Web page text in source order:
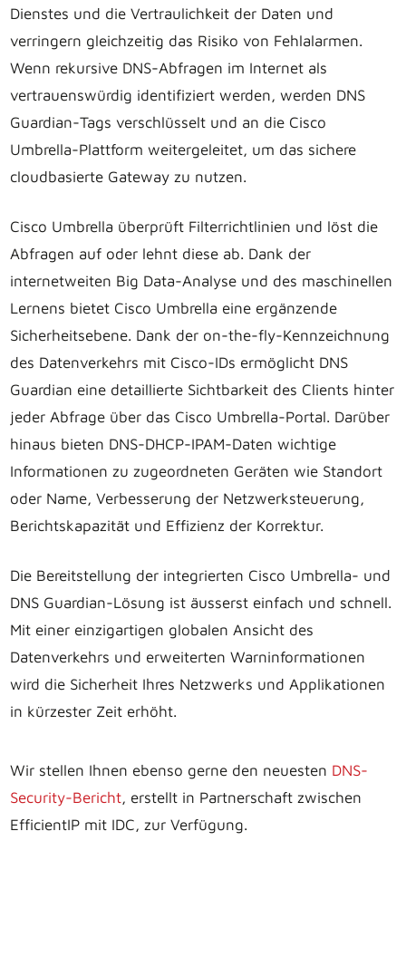
Dienstes und die Vertraulichkeit der Daten und
verringern gleichzeitig das Risiko von Fehlalarmen.
Wenn rekursive DNS-Abfragen im Internet als
vertrauenswürdig identifiziert werden, werden DNS
Guardian-Tags verschlüsselt und an die Cisco
Umbrella-Plattform weitergeleitet, um das sichere
cloudbasierte Gateway zu nutzen.
Cisco Umbrella überprüft Filterrichtlinien und löst die
Abfragen auf oder lehnt diese ab. Dank der
internetweiten Big Data-Analyse und des maschinellen
Lernens bietet Cisco Umbrella eine ergänzende
Sicherheitsebene. Dank der on-the-fly-Kennzeichnung
des Datenverkehrs mit Cisco-IDs ermöglicht DNS
Guardian eine detaillierte Sichtbarkeit des Clients hinter
jeder Abfrage über das Cisco Umbrella-Portal. Darüber
hinaus bieten DNS-DHCP-IPAM-Daten wichtige
Informationen zu zugeordneten Geräten wie Standort
oder Name, Verbesserung der Netzwerksteuerung,
Berichtskapazität und Effizienz der Korrektur.
Die Bereitstellung der integrierten Cisco Umbrella- und
DNS Guardian-Lösung ist äusserst einfach und schnell.
Mit einer einzigartigen globalen Ansicht des
Datenverkehrs und erweiterten Warninformationen
wird die Sicherheit Ihres Netzwerks und Applikationen
in kürzester Zeit erhöht.
Wir stellen Ihnen ebenso gerne den neuesten DNS-
Security-Bericht, erstellt in Partnerschaft zwischen
EfficientIP mit IDC, zur Verfügung.